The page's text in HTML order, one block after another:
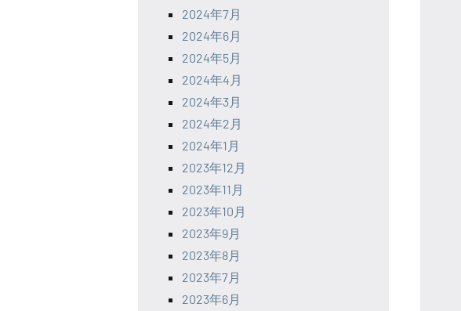
2024年7月
2024年6月
2024年5月
2024年4月
2024年3月
2024年2月
2024年1月
2023年12月
2023年11月
2023年10月
2023年9月
2023年8月
2023年7月
2023年6月